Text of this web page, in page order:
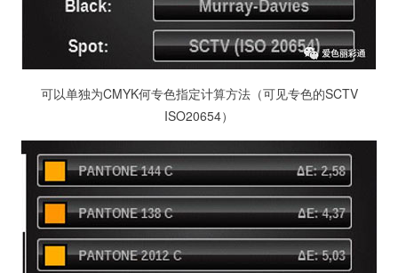
可以单独为CMYK何专色指定计算方法（可见专色的SCTV
ISO20654）